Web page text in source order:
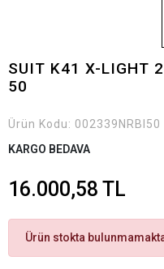
SUIT K41 X-LIGHT
50
Ürün Kodu: 002339NRBI50
KARGO BEDAVA
16.000,58 TL
Ürün stokta